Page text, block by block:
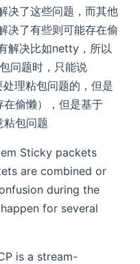
决了这些问题，而其他
决了有些则可能存在偷
解决比如netty，所以
问题时，只能说
理粘包问题的，但是
偷懒），但是基于
包问题
Sticky packets
are combined or
during the
for several
is a stream-